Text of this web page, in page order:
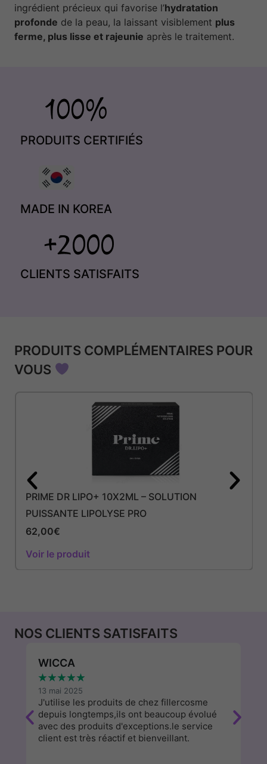
ingrédient précieux qui favorise l’hydratation
profonde de la peau, la laissant visiblement plus
ferme, plus lisse et rajeunie après le traitement.
PRODUITS CERTIFIÉS
MADE IN KOREA
CLIENTS SATISFAITS
PRODUITS COMPLÉMENTAIRES POUR
VOUS
PRIME DR LIPO+ 10X2ML – SOLUTION
PUISSANTE LIPOLYSE PRO
62,00€
Voir le produit
NOS CLIENTS SATISFAITS
WICCA
★★★★★
13 mai 2025
J'utilise les produits de chez fillercosme
depuis longtemps,ils ont beaucoup évolué
avec des produits d'exceptions.le service
client est très réactif et bienveillant.